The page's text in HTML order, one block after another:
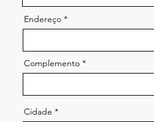
Endereço
Complemento
Cidade